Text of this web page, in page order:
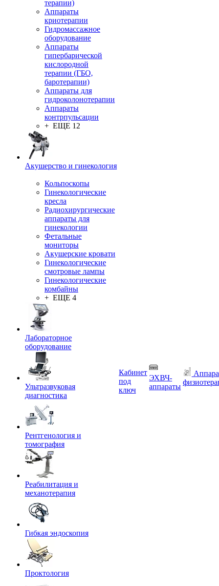
терапии)
Аппараты
криотерапии
Гидромассажное
оборудование
Аппараты
гипербарической
кислородной
терапии (ГБО,
баротерапии)
Аппараты для
гидроколонотерапии
Аппараты
контрпульсации
+ ЕЩЕ 12
Акушерство и гинекология
Кольпоскопы
Гинекологические
кресла
Радиохирургические
аппараты для
гинекологии
Фетальные
мониторы
Акушерские кровати
Гинекологические
смотровые лампы
Гинекологические
комбайны
+ ЕЩЕ 4
Лабораторное
оборудование
Ультразвуковая
диагностика
Рентгенология и
томография
Реабилитация и
механотерапия
Гибкая эндоскопия
Проктология
Кабинет
под
ключ
ЭХВЧ-
аппараты